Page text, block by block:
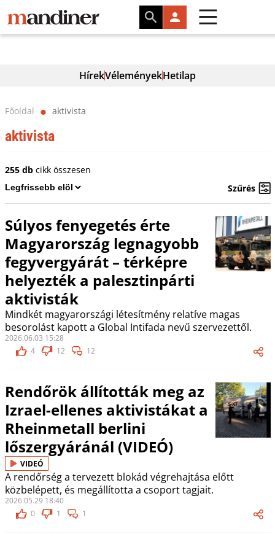
HírekVéleményekHetilap
Főoldal ⬤ aktivista
aktivista
255 dbcikk összesen
Szűrés
Súlyos fenyegetés érte
Magyarország legnagyobb
fegyvergyárát – térképre
helyezték a palesztinpárti
aktivisták
Mindkét magyarországi létesítmény relatíve magas
besorolást kapott a Global Intifada nevű szervezettől.
2026.06.03 15:28
4
12 12
Rendőrök állították meg az
Izrael-ellenes aktivistákat a
Rheinmetall berlini
lőszergyáránál (VIDEÓ)
VIDEÓ
A rendőrség a tervezett blokád végrehajtása előtt
közbelépett, és megállította a csoport tagjait.
2026.05.29 18:40
0
1 1